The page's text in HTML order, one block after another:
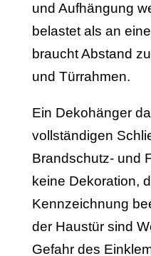
und Aufhängung
belastet als an
braucht Abstand
und Türrahmen.
Ein Dekohänger
vollständigen
Brandschutz- und
keine Dekoration,
Kennzeichnung
der Haustür sind
Gefahr des